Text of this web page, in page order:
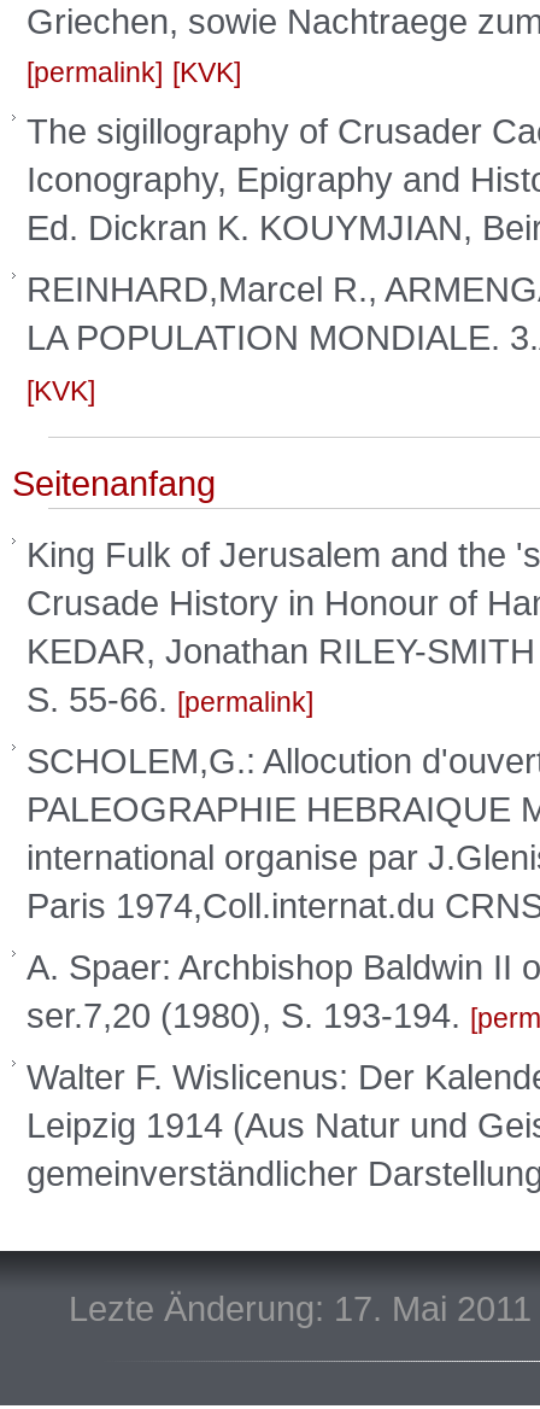
Griechen, sowie Nachtraege
permalink KVK
The sigillography of Crusader
Iconography, Epigraphy and
Ed. Dickran K. KOUYMJIAN,
REINHARD,Marcel R.,
LA POPULATION MONDIALE.
KVK
Seitenanfang
King Fulk of Jerusalem and the
Crusade History in Honour of
KEDAR, Jonathan RILEY-
S. 55-66.
permalink
SCHOLEM,G.: Allocution
PALEOGRAPHIE HEBRAIQUE
international organise par
Paris 1974,Coll.internat.du
A. Spaer: Archbishop Baldwin II
ser.7,20 (1980), S. 193-194.
Walter F. Wislicenus: Der
Leipzig 1914 (Aus Natur und
gemeinverständlicher
Lezte Änderung: 17. Mai